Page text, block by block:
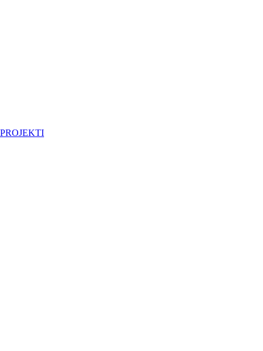
PROJEKTI